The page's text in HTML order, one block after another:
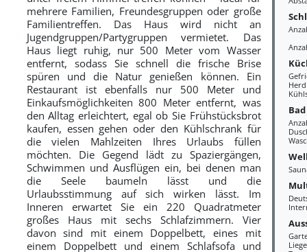
Herd
Bad
mehrere Familien, Freundesgruppen oder große
Familientreffen. Das Haus wird nicht an
Jugendgruppen/Partygruppen vermietet. Das
Haus liegt ruhig, nur 500 Meter vom Wasser
entfernt, sodass Sie schnell die frische Brise
spüren und die Natur genießen können. Ein
Restaurant ist ebenfalls nur 500 Meter und
Einkaufsmöglichkeiten 800 Meter entfernt, was
den Alltag erleichtert, egal ob Sie Frühstücksbrot
kaufen, essen gehen oder den Kühlschrank für
die vielen Mahlzeiten Ihres Urlaubs füllen
möchten. Die Gegend lädt zu Spaziergängen,
Schwimmen und Ausflügen ein, bei denen man
die Seele baumeln lässt und die
Urlaubsstimmung auf sich wirken lässt. Im
Inneren erwartet Sie ein 220 Quadratmeter
großes Haus mit sechs Schlafzimmern. Vier
davon sind mit einem Doppelbett, eines mit
einem Doppelbett und einem Schlafsofa und